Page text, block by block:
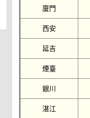
廈門
西安
延吉
煙臺
銀川
湛江